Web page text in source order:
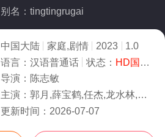
别名：tingtingrugai
中国大陆 家庭,剧情 2023
1.0
语言： 汉语普通话 状态： HD国语
导演： 陈志敏
主演： 郭月,薛宝鹤,任杰,龙水林,曹海军,吴钿
更新时间： 2026-07-07